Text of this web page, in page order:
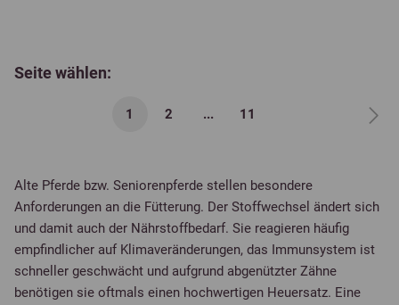
Seite wählen:
1 2 ... 11
Alte Pferde bzw. Seniorenpferde stellen besondere
Anforderungen an die Fütterung. Der Stoffwechsel ändert sich
und damit auch der Nährstoffbedarf. Sie reagieren häufig
empfindlicher auf Klimaveränderungen, das Immunsystem ist
schneller geschwächt und aufgrund abgenützter Zähne
benötigen sie oftmals einen hochwertigen Heuersatz. Eine